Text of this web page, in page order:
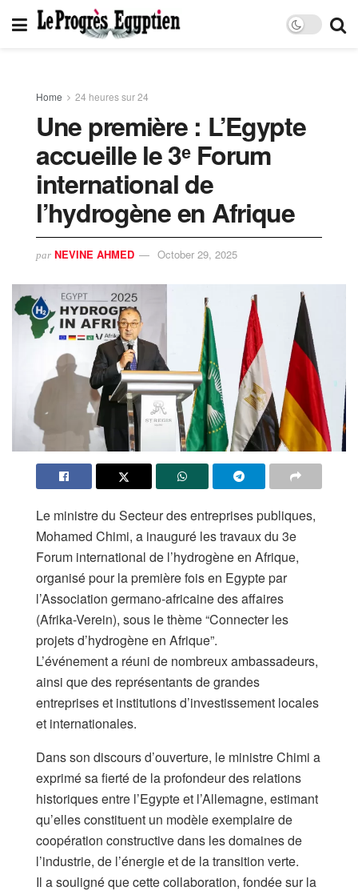
Home 24 heures sur 24
Une première : L’Egypte
accueille le 3ᵉ Forum
international de
l’hydrogène en Afrique
par NEVINE AHMED October 29, 2025
Le ministre du Secteur des entreprises publiques,
Mohamed Chimi, a inauguré les travaux du 3e
Forum international de l’hydrogène en Afrique,
organisé pour la première fois en Egypte par
l’Association germano-africaine des affaires
(Afrika-Verein), sous le thème “Connecter les
projets d’hydrogène en Afrique”.
L’événement a réuni de nombreux ambassadeurs,
ainsi que des représentants de grandes
entreprises et institutions d’investissement locales
et internationales.
Dans son discours d’ouverture, le ministre Chimi a
exprimé sa fierté de la profondeur des relations
historiques entre l’Egypte et l’Allemagne, estimant
qu’elles constituent un modèle exemplaire de
coopération constructive dans les domaines de
l’industrie, de l’énergie et de la transition verte.
Il a souligné que cette collaboration, fondée sur la